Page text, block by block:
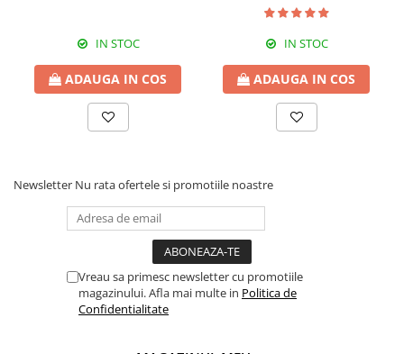
IN STOC
ADAUGA IN COS
IN STOC
ADAUGA IN COS
Newsletter Nu rata ofertele si promotiile noastre
Vreau sa primesc newsletter cu promotiile
magazinului. Afla mai multe in Politica de
Confidentialitate